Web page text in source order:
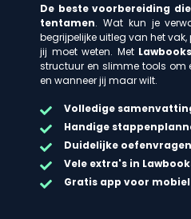
De beste voorbereiding
tentamen. Wat kun je
begrijpelijke uitleg van het
jij moet weten. Met
structuur en slimme tools om
en wanneer jij maar wilt.
Volledige
Handige
Duidelijke oefenvragen
Vele extra's in
Gratis app voor